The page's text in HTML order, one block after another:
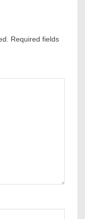
Required fields